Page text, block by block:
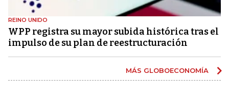
REINO UNIDO
WPP registra su mayor subida histórica tras el
impulso de su plan de reestructuración
MÁS GLOBOECONOMÍA